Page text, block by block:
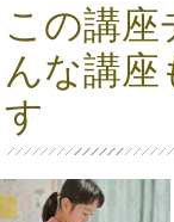
この講座
んな講座
す